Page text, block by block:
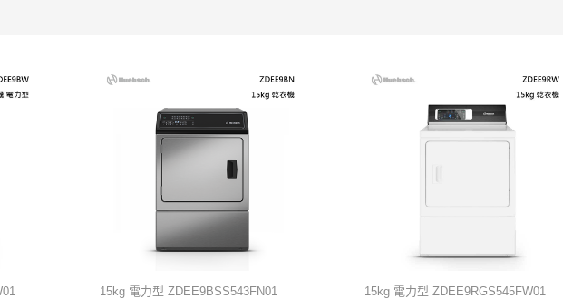
15kg 電力型 ZDEE9BSS543FN01 15kg 電力型 ZDEE9RGS545FW01